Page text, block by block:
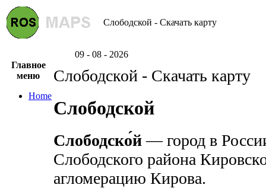
Слободской - Скачать карту
09 - 08 - 2026
Главное
меню
Home
Слободской - Скачать карту
Слободской
Слободско́й— город в
Слободского района
агломерацию Кирова.